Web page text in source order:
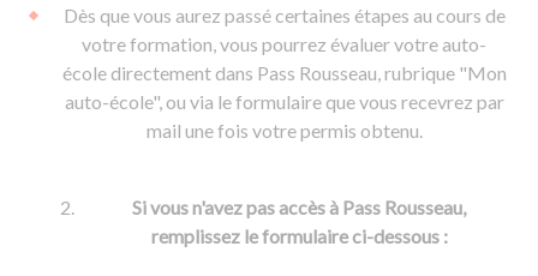
Voir tous les supports
Formation FCO
Formation CACES
Devenir enseignant de la conduite
Ressources
Dès que vous aurez passé certaines étapes au cours de
votre formation, vous pourrez évaluer votre auto-
école directement dans Pass Rousseau, rubrique "Mon
auto-école", ou via le formulaire que vous recevrez par
mail une fois votre permis obtenu.
Si vous n'avez pas accès à Pass Rousseau,
remplissez le formulaire ci-dessous :